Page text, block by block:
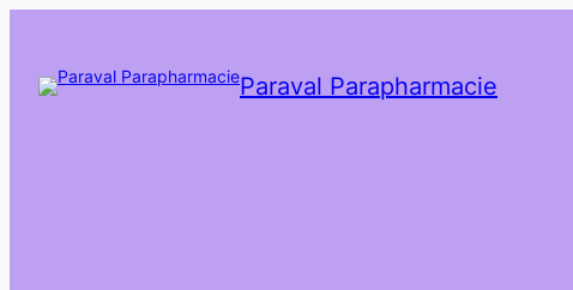
Paraval Parapharmacie